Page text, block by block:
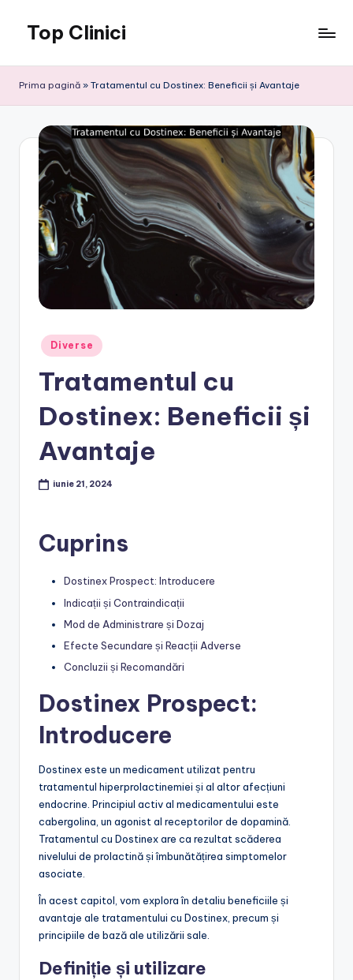
content
Top Clinici
Prima pagină » Tratamentul cu Dostinex: Beneficii și Avantaje
Posted
in
Diverse
Tratamentul cu
Dostinex: Beneficii și
Avantaje
iunie 21, 2024
Cuprins
Dostinex Prospect: Introducere
Indicații și Contraindicații
Mod de Administrare și Dozaj
Efecte Secundare și Reacții Adverse
Concluzii și Recomandări
Dostinex Prospect:
Introducere
Dostinex este un medicament utilizat pentru
tratamentul hiperprolactinemiei și al altor afecțiuni
endocrine. Principiul activ al medicamentului este
cabergolina, un agonist al receptorilor de dopamină.
Tratamentul cu Dostinex are ca rezultat scăderea
nivelului de prolactină și îmbunătățirea simptomelor
asociate.
În acest capitol, vom explora în detaliu beneficiile și
avantaje ale tratamentului cu Dostinex, precum și
principiile de bază ale utilizării sale.
Definiție și utilizare